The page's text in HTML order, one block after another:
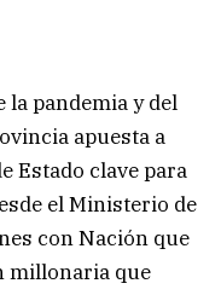
la pandemia y del
apuesta a
Estado clave para
el Ministerio de
con Nación que
millonaria que